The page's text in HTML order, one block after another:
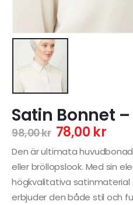
Satin Bonnet
98,00kr 78,00 kr
Den är ultimata
eller bröllopslook. Med sin
högkvalitativa
erbjuder den både stil och